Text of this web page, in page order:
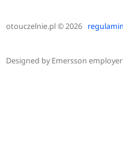
otouczelnie.pl© 2026
Designed byEmersson